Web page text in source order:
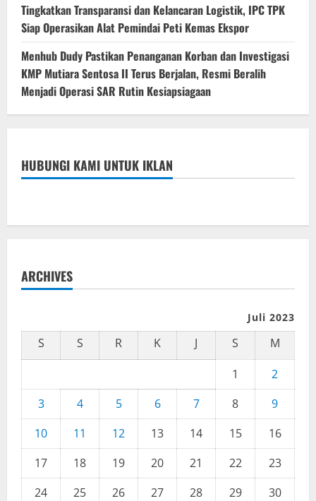
Tingkatkan Transparansi dan Kelancaran Logistik, IPC TPK
Siap Operasikan Alat Pemindai Peti Kemas Ekspor
Menhub Dudy Pastikan Penanganan Korban dan Investigasi
KMP Mutiara Sentosa II Terus Berjalan, Resmi Beralih
Menjadi Operasi SAR Rutin Kesiapsiagaan
HUBUNGI KAMI UNTUK IKLAN
ARCHIVES
Juli 2023
S S R K J S
M
1
2
3
4 5 6 7 8
9
10
11 12 13 14 15
16
17
18 19 20 21 22
23
24
25 26 27 28 29
30